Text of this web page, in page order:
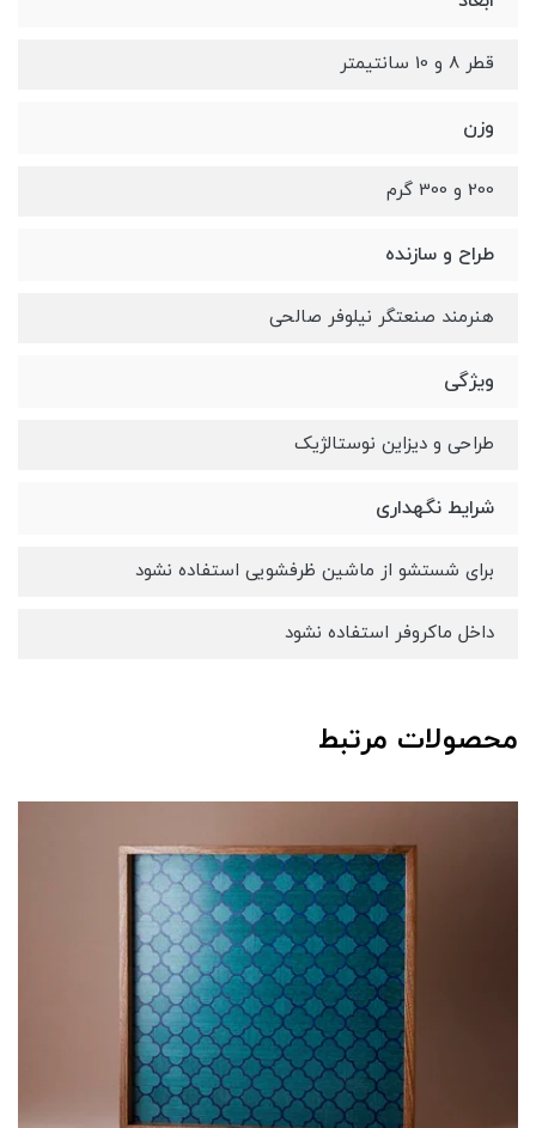
قطر 8 و 10 سانتیمتر
وزن
200 و 300 گرم
طراح و سازنده
هنرمند صنعتگر نیلوفر صالحی
ویژگی
طراحی و دیزاین نوستالژیک
شرایط نگهداری
برای شستشو از ماشین ظرفشویی استفاده نشود
داخل ماکروفر استفاده نشود
محصولات مرتبط